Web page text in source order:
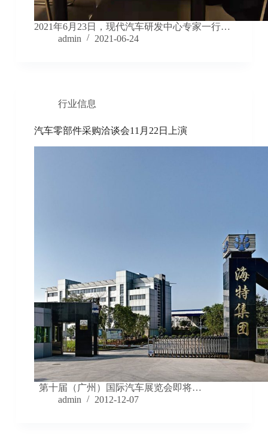
2021年6月23日，现代汽车研发中心专家一行…
admin
2021-06-24
行业信息
汽车零部件采购洽谈会11月22日上演
第十届（广州）国际汽车展览会即将…
admin
2012-12-07